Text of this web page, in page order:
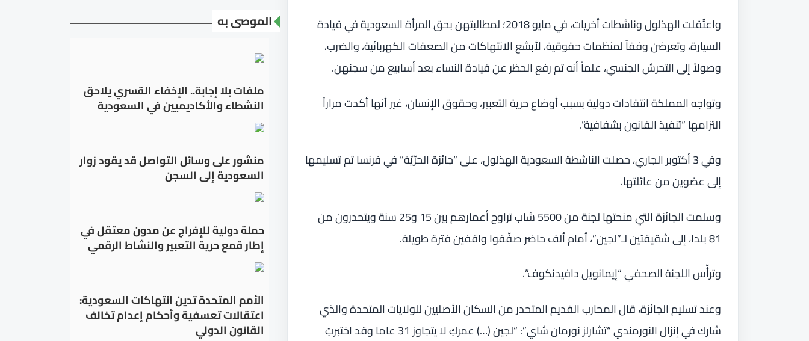
واعتُقلت الهذلول وناشطات أخريات، في مايو 2018؛ لمطالبتهن بحق المرأة السعودية في قيادة
السيارة، وتعرضن وفقاً لمنظمات حقوقية، لأبشع الانتهاكات من الصعقات الكهربائية، والضرب،
وصولاً إلى التحرش الجنسي، علماً أنه تم رفع الحظر عن قيادة النساء بعد أسابيع من سجنهن.
وتواجه المملكة انتقادات دولية بسبب أوضاع حرية التعبير، وحقوق الإنسان، غير أنها أكدت مراراً
التزامها “تنفيذ القانون بشفافية”.
وفي 3 أكتوبر الجاري، حصلت الناشطة السعودية الهذلول، على “جائزة الحرّيّة” في فرنسا تم تسليمها
إلى عضوين من عائلتها.
وسلمت الجائزة التي منحتها لجنة من 5500 شاب تراوح أعمارهم بين 15 و25 سنة ويتحدرون من
81 بلدا، إلى شقيقتين لـ”لجين”، أمام ألف حاضر صفّقوا واقفين فترة طويلة.
وترأّس اللجنة الصحفي “إيمانويل دافيدنكوف”.
وعند تسليم الجائزة، قال المحارب القديم المتحدر من السكان الأصليين للولايات المتحدة والذي
شارك في إنزال النورمندي “تشارلز نورمان شاي”: “لجين (…) عمركِ لا يتجاوز 31 عاما وقد اختبرتِ
الموصى به
ملفات بلا إجابة.. الإخفاء القسري يلاحق
النشطاء والأكاديميين في السعودية
منشور على وسائل التواصل قد يقود زوار
السعودية إلى السجن
حملة دولية للإفراج عن مدون معتقل في
إطار قمع حرية التعبير والنشاط الرقمي
الأمم المتحدة تدين انتهاكات السعودية:
اعتقالات تعسفية وأحكام إعدام تخالف
القانون الدولي